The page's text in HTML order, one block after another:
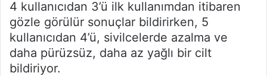
4 kullanıcıdan 3’ü ilk kullanımdan itibaren
gözle görülür sonuçlar bildirirken, 5
kullanıcıdan 4’ü, sivilcelerde azalma ve
daha pürüzsüz, daha az yağlı bir cilt
bildiriyor.